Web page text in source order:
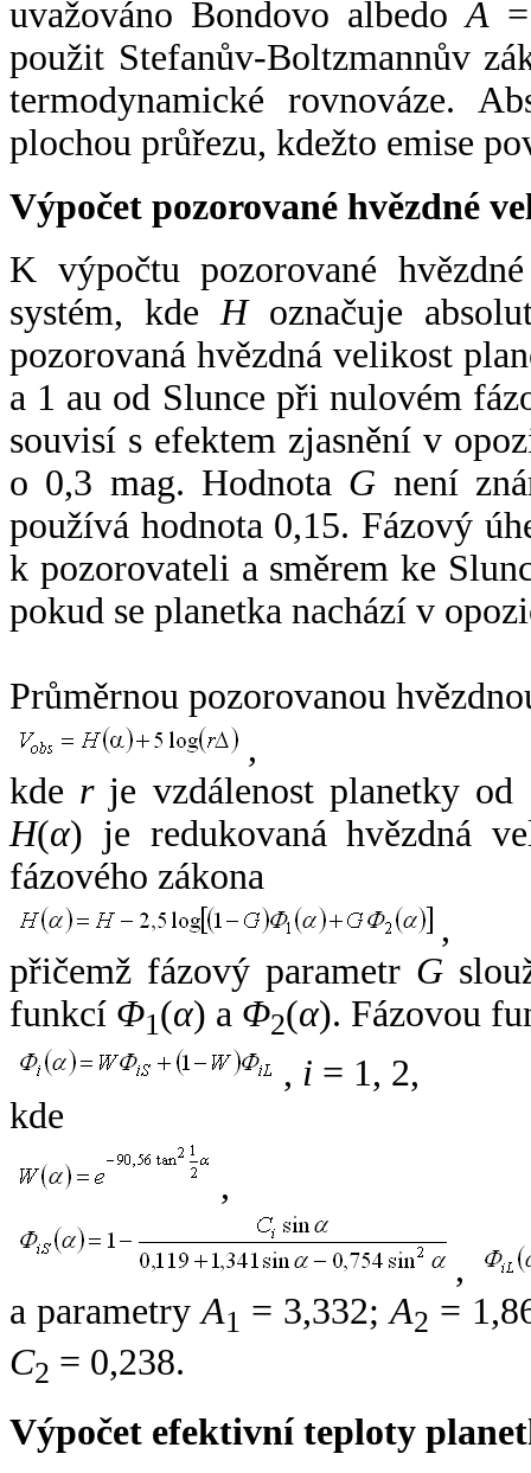
uvažováno Bondovo albedoA
použit Stefanův-Boltzmannův
termodynamické rovnováze.
plochou průřezu, kdežto emise
Výpočet pozorované hvězdné
K výpočtu pozorované
systém, kde Hoznačuje
pozorovaná hvězdná velikost
a 1 au od Slunce při nulovém
souvisí s efektem zjasnění v
o 0,3 mag. Hodnota G není
používá hodnota 0,15. Fázový
k pozorovateli a směrem ke
pokud se planetka nachází v
Průměrnou pozorovanou
,
kde rje vzdálenost planetky od
H(α) je redukovaná hvězdná
fázového zákona
,
přičemž fázový parametr G
funkcí Φ1(α) a Φ2(α). Fázovou
, i = 1, 2,
kde
,
,
a parametryA1 = 3,332;A2 =
C2 = 0,238.
Výpočet efektivní teploty